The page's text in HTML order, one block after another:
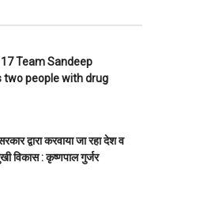
Team Sandeep
two people with drug
द्वारा करवाया जा रहा देश व
विकास : कृष्णपाल गुर्जर